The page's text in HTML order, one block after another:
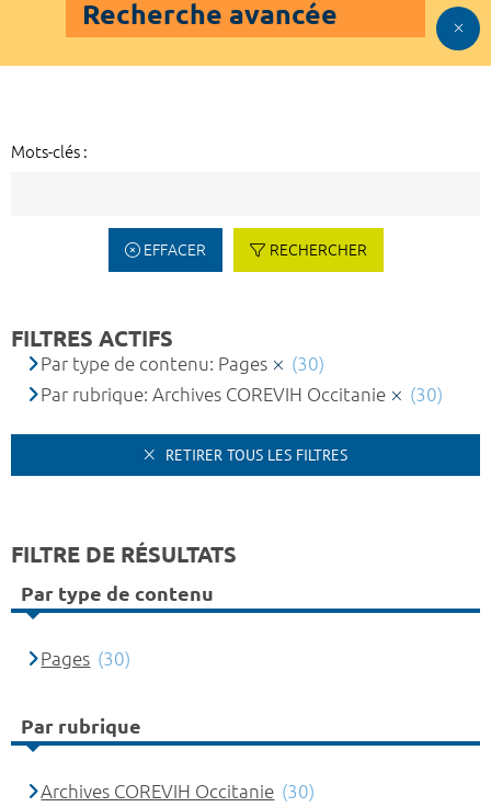
Recherche avancée
Mots-clés :
EFFACER RECHERCHER
FILTRES ACTIFS
Par type de contenu: Pages
(30)
Par rubrique: Archives COREVIH Occitanie
(30)
RETIRER TOUS LES FILTRES
FILTRE DE RÉSULTATS
Par type de contenu
Pages (30)
Par rubrique
Archives COREVIH Occitanie (30)